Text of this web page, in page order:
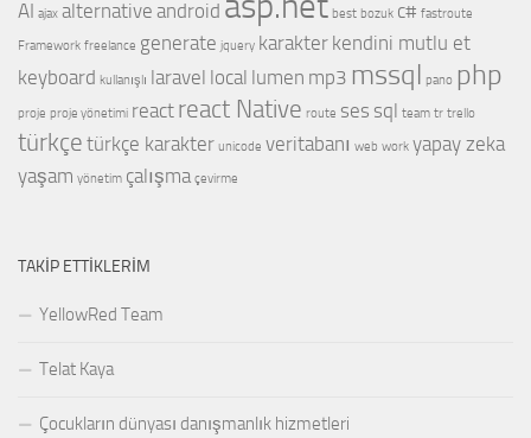
AI ajax alternative android best bozuk c# fastroute
Framework freelance generate jquery karakter kendini mutlu et
keyboard kullanışlı laravel local lumen mp3 mssql pano php
proje proje yönetimi react react Native route ses sql team tr trello
türkçe türkçe karakter unicode veritabanı web work yapay zeka
yaşam yönetim çalışma çevirme
TAKIP ETTIKLERIM
YellowRed Team
Telat Kaya
Çocukların dünyası danışmanlık hizmetleri